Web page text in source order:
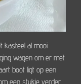
kasteel al mooi
wagen om er met
boot ligt op een
een stukje verder